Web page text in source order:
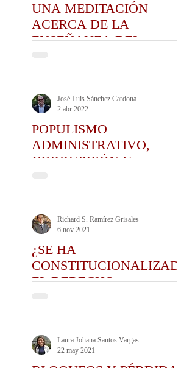
UNA MEDITACIÓN
ACERCA DE LA
ENSEÑANZA DEL
POPULISMO
ADMINISTRATIVO,
CORRUPCIÓN Y
José Luis Sánchez Cardona
2 abr 2022
¿SE HA
CONSTITUCIONALIZADO
EL DERECHO
Richard S. Ramírez Grisales
6 nov 2021
Laura Johana Santos Vargas
22 may 2021